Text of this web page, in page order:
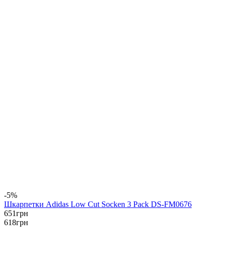
-5%
Шкарпетки Adidas Low Cut Socken 3 Pack DS-FM0676
651грн
618грн